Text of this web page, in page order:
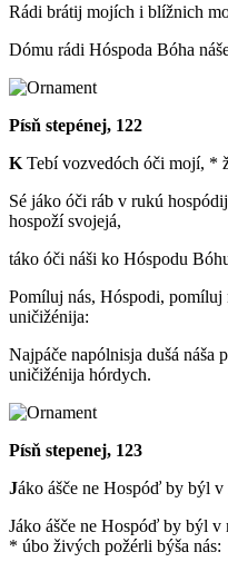
Rádi brátij mojích i blížnich
Dómu rádi Hóspoda Bóha
Písň stepénej, 122
K Tebí vozvedóch óči mojí, *
Sé jáko óči ráb v rukú
hospoží svojejá,
táko óči náši ko Hóspodu
Pomíluj nás, Hóspodi,
uničižénija:
Najpáče napólnisja dušá náša
uničižénija hórdych.
Písň stepenej, 123
Jáko ášče ne Hospóď by býl
Jáko ášče ne Hospóď by býl v
* úbo živých požérli býša nás: